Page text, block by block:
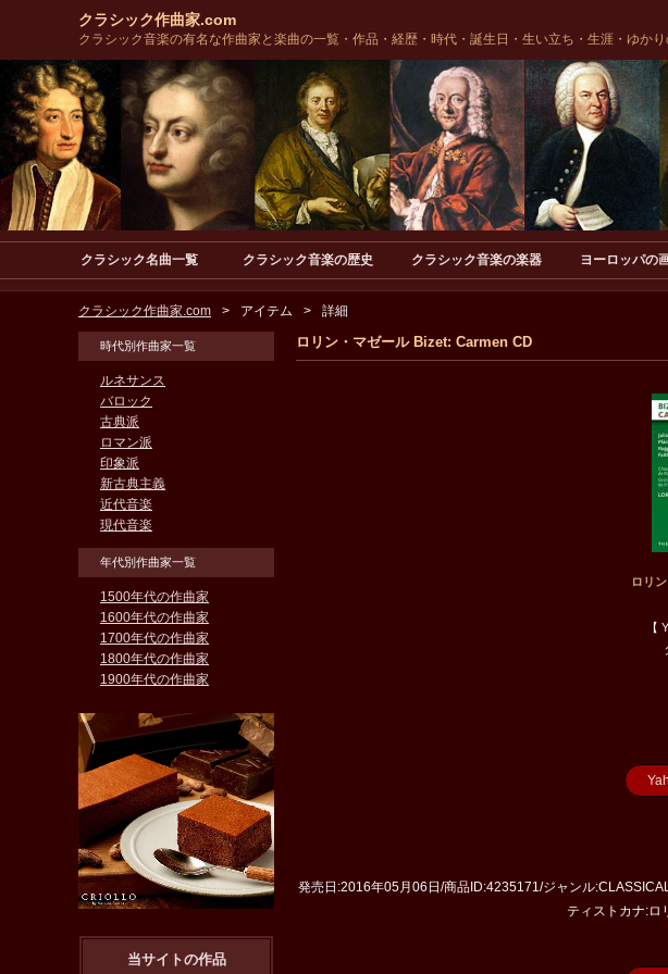
クラシック作曲家.com
クラシック音楽の有名な作曲家と楽曲の一覧・作品・経歴・時代・誕生日・生い立ち・生涯・ゆか
クラシック名曲一覧 クラシック音楽の歴史 クラシック音楽の楽器 ヨーロッパの
クラシック作曲家.com アイテム 詳細
ロリン・マゼール Bizet: Carmen CD
ロリ
【
発売日:2016年05月06日/商品ID:4235171/ジャンル
ティストカナ:ロ
時代別作曲家一覧
ルネサンス
バロック
古典派
ロマン派
印象派
新古典主義
近代音楽
現代音楽
年代別作曲家一覧
1500年代の作曲家
1600年代の作曲家
1700年代の作曲家
1800年代の作曲家
1900年代の作曲家
当サイトの作品